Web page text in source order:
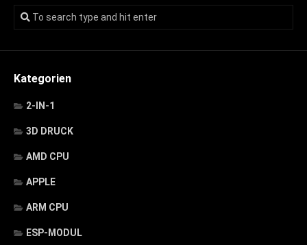
Kategorien
2-IN-1
3D DRUCK
AMD CPU
APPLE
ARM CPU
ESP-MODUL